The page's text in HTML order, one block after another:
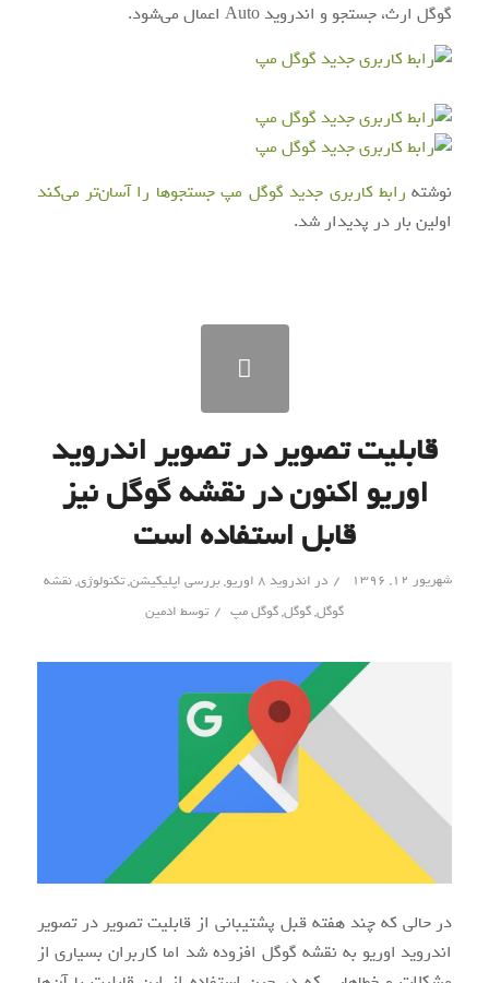
گوگل ارث، جستجو و اندروید Auto اعمال می‌شود.
نوشته رابط کاربری جدید گوگل مپ جستجوها را آسان‌تر می‌کند
اولین بار در پدیدار شد.
قابلیت تصویر در تصویر اندروید
اوریو اکنون در نقشه گوگل نیز
قابل استفاده است
شهریور ۱۲, ۱۳۹۶ / در اندروید 8 اوریو ,بررسی اپلیکیشن,تکنولوژی,نقشه
گوگل,گوگل,گوگل مپ / توسط ادمین
در حالی که چند هفته قبل پشتیبانی از قابلیت تصویر در تصویر
اندروید اوریو به نقشه گوگل افزوده شد اما کاربران بسیاری از